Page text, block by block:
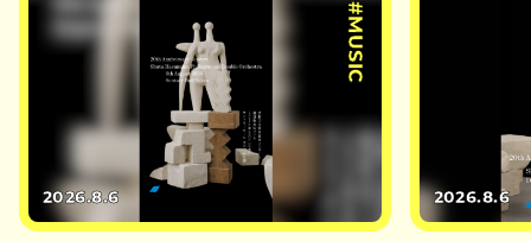
#MUSIC
2026.8.6 2026.8.6